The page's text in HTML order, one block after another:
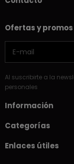
Ofertas y promos
Al suscribirte a la
personales
Información
Categorías
Enlaces útiles